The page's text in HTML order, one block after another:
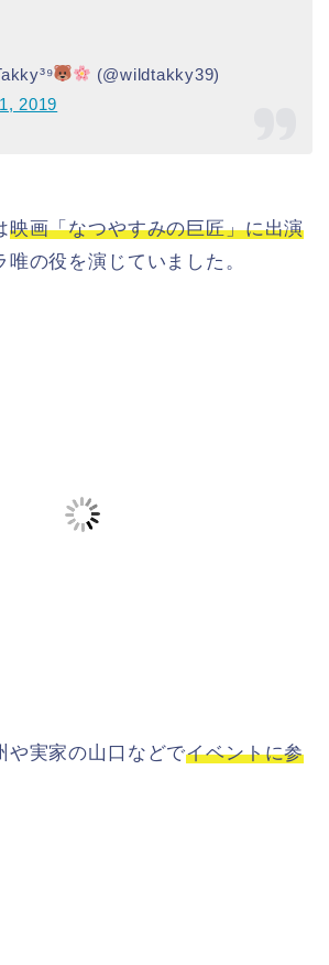
(@wildtakky39)
2019
映画「なつやすみの巨匠」に出演
唯の役を演じていました。
や実家の山口などでイベントに参